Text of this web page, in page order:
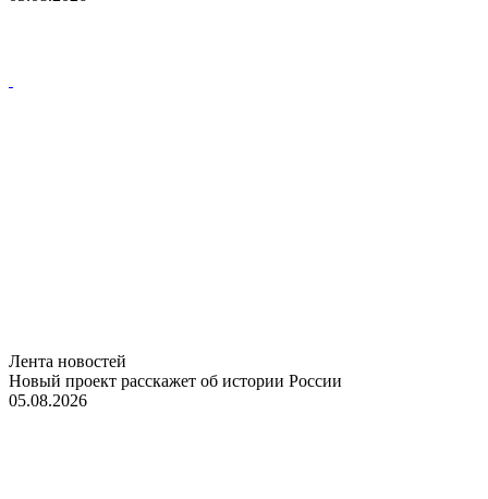
Лента новостей
Новый проект расскажет об истории России
05.08.2026